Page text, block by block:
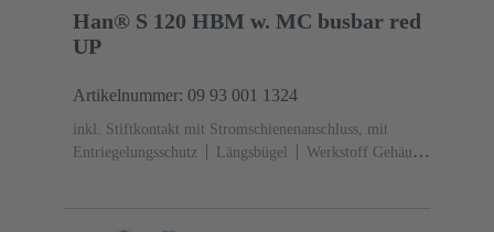
Han® S 120 HBM w. MC busbar red
UP
Artikelnummer: 09 93 001 1324
inkl. Stiftkontakt mit Stromschienenanschluss, mit
Entriegelungsschutz
Längsbügel
Werkstoff Gehäuse: